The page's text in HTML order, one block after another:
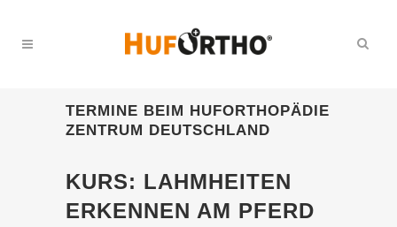
TERMINE BEIM HUFORTHOPÄDIE
ZENTRUM DEUTSCHLAND
KURS: LAHMHEITEN
ERKENNEN AM PFERD